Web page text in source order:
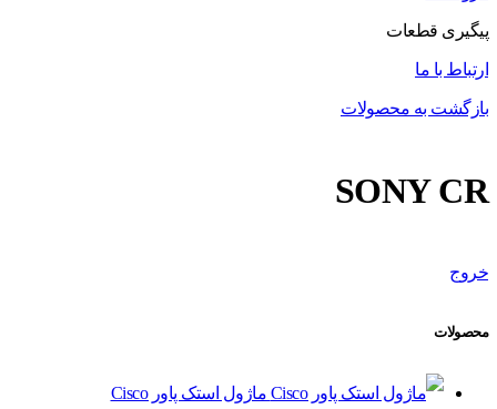
پیگیری قطعات
ارتباط با ما
بازگشت به محصولات
SONY CR
خروج
محصولات
ماژول استک پاور Cisco